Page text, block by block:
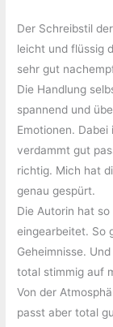
Der Schreibstil
leicht und flüssig
sehr gut
Die Handlung
spannend und
Emotionen.
verdammt gut
richtig. Mich hat
genau gespürt.
Die Autorin hat
eingearbeitet. So
Geheimnisse.
total stimmig auf
Von der
passt aber total